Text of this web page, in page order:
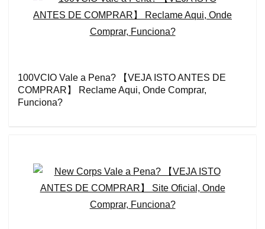
100VCIO Vale a Pena? 【VEJA ISTO ANTES DE
COMPRAR】 Reclame Aqui, Onde Comprar,
Funciona?